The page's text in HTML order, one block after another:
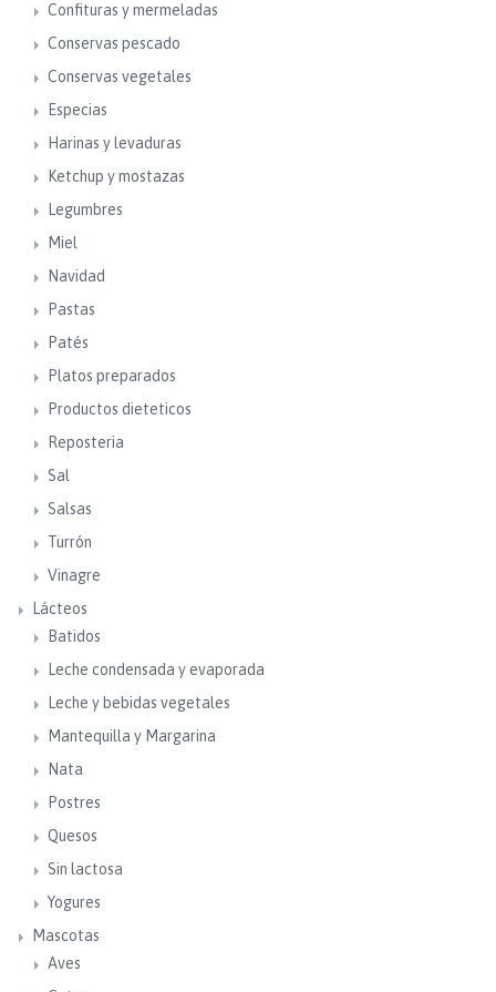
Confituras y mermeladas
Conservas pescado
Conservas vegetales
Especias
Harinas y levaduras
Ketchup y mostazas
Legumbres
Miel
Navidad
Pastas
Patés
Platos preparados
Productos dieteticos
Reposteria
Sal
Salsas
Turrón
Vinagre
Lácteos
Batidos
Leche condensada y evaporada
Leche y bebidas vegetales
Mantequilla y Margarina
Nata
Postres
Quesos
Sin lactosa
Yogures
Mascotas
Aves